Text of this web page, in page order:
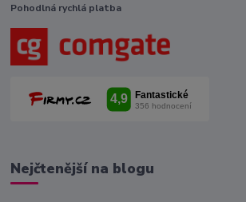
Pohodlná rychlá platba
Nejčtenější na blogu